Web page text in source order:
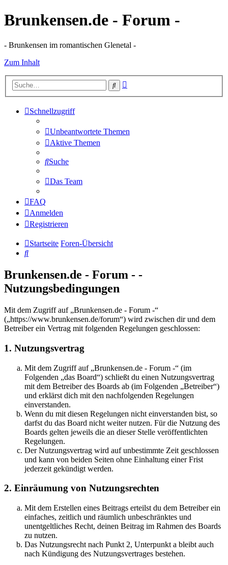
Brunkensen.de - Forum -
- Brunkensen im romantischen Glenetal -
Zum Inhalt
Suche
Schnellzugriff
Unbeantwortete Themen
Aktive Themen
Suche
Das Team
FAQ
Anmelden
Registrieren
Startseite Foren-Übersicht
Suche
Brunkensen.de - Forum - -
Nutzungsbedingungen
Mit dem Zugriff auf „Brunkensen.de - Forum -“
(„https://www.brunkensen.de/forum“) wird zwischen dir und dem
Betreiber ein Vertrag mit folgenden Regelungen geschlossen:
1. Nutzungsvertrag
Mit dem Zugriff auf „Brunkensen.de - Forum -“ (im
Folgenden „das Board“) schließt du einen Nutzungsvertrag
mit dem Betreiber des Boards ab (im Folgenden „Betreiber“)
und erklärst dich mit den nachfolgenden Regelungen
einverstanden.
Wenn du mit diesen Regelungen nicht einverstanden bist, so
darfst du das Board nicht weiter nutzen. Für die Nutzung des
Boards gelten jeweils die an dieser Stelle veröffentlichten
Regelungen.
Der Nutzungsvertrag wird auf unbestimmte Zeit geschlossen
und kann von beiden Seiten ohne Einhaltung einer Frist
jederzeit gekündigt werden.
2. Einräumung von Nutzungsrechten
Mit dem Erstellen eines Beitrags erteilst du dem Betreiber ein
einfaches, zeitlich und räumlich unbeschränktes und
unentgeltliches Recht, deinen Beitrag im Rahmen des Boards
zu nutzen.
Das Nutzungsrecht nach Punkt 2, Unterpunkt a bleibt auch
nach Kündigung des Nutzungsvertrages bestehen.